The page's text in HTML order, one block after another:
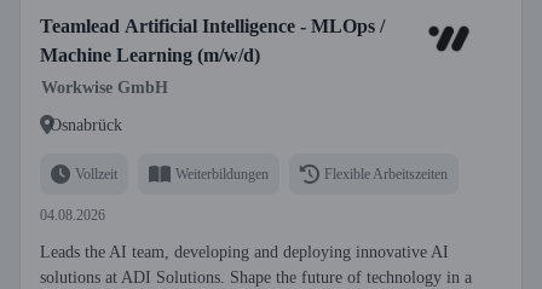
Teamlead Artificial Intelligence - MLOps /
Machine Learning (m/w/d)
Workwise GmbH
Osnabrück
Vollzeit Weiterbildungen Flexible Arbeitszeiten
04.08.2026
Leads the AI team, developing and deploying innovative AI
solutions at ADI Solutions. Shape the future of technology in a